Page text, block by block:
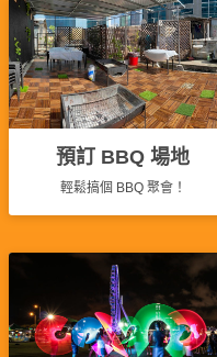
及
產
品
分
類
a
R
o
動
搞
活
預訂 BBQ 場地
輕鬆搞個 BBQ 聚會！